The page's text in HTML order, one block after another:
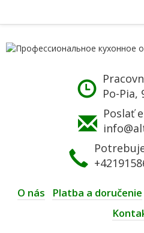
Po-Pia,
Poslať
O nás Platba a doručenie